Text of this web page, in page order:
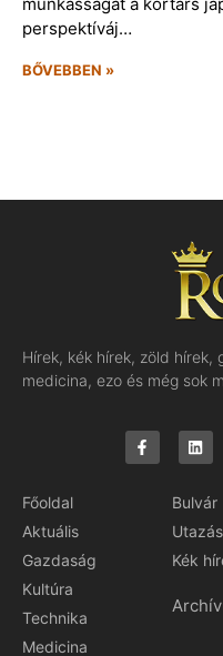
perspektíváj…
BŐVEBBEN »
Hírek, kék hírek, zöld hírek,
medicina, ezo és még sok
Főoldal
Aktuális
Gazdaság
Kultúra
Technika
Medicina
Bulvár
Utazás
Kék